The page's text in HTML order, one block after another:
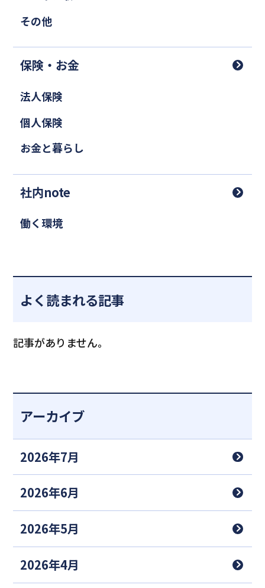
その他
保険・お金
法人保険
個人保険
お金と暮らし
社内note
働く環境
よく読まれる記事
記事がありません。
アーカイブ
2026年7月
2026年6月
2026年5月
2026年4月